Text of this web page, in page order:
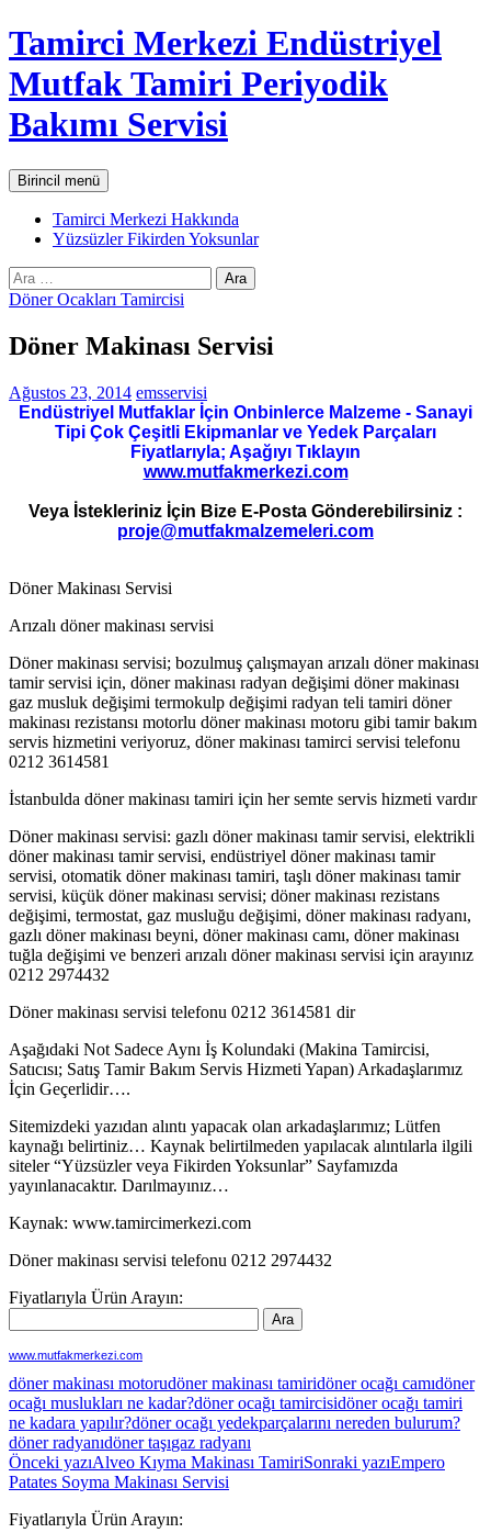
İçeriğe
atla
Tamirci Merkezi Endüstriyel
Mutfak Tamiri Periyodik
Bakımı Servisi
AraBirincil menü
Tamirci Merkezi Hakkında
Yüzsüzler Fikirden Yoksunlar
Arama:
Döner Ocakları Tamircisi
Döner Makinası Servisi
Ağustos 23, 2014 emsservisi
Endüstriyel Mutfaklar İçin Onbinlerce Malzeme - Sanayi
Tipi Çok Çeşitli Ekipmanlar ve Yedek Parçaları
Fiyatlarıyla; Aşağıyı Tıklayın
www.mutfakmerkezi.com
Veya İstekleriniz İçin Bize E-Posta Gönderebilirsiniz :
proje@mutfakmalzemeleri.com
Döner Makinası Servisi
Arızalı döner makinası servisi
Döner makinası servisi; bozulmuş çalışmayan arızalı döner makinası
tamir servisi için, döner makinası radyan değişimi döner makinası
gaz musluk değişimi termokulp değişimi radyan teli tamiri döner
makinası rezistansı motorlu döner makinası motoru gibi tamir bakım
servis hizmetini veriyoruz, döner makinası tamirci servisi telefonu
0212 3614581
İstanbulda döner makinası tamiri için her semte servis hizmeti vardır
Döner makinası servisi: gazlı döner makinası tamir servisi, elektrikli
döner makinası tamir servisi, endüstriyel döner makinası tamir
servisi, otomatik döner makinası tamiri, taşlı döner makinası tamir
servisi, küçük döner makinası servisi; döner makinası rezistans
değişimi, termostat, gaz musluğu değişimi, döner makinası radyanı,
gazlı döner makinası beyni, döner makinası camı, döner makinası
tuğla değişimi ve benzeri arızalı döner makinası servisi için arayınız
0212 2974432
Döner makinası servisi telefonu 0212 3614581 dir
Aşağıdaki Not Sadece Aynı İş Kolundaki (Makina Tamircisi,
Satıcısı; Satış Tamir Bakım Servis Hizmeti Yapan) Arkadaşlarımız
İçin Geçerlidir….
Sitemizdeki yazıdan alıntı yapacak olan arkadaşlarımız; Lütfen
kaynağı belirtiniz… Kaynak belirtilmeden yapılacak alıntılarla ilgili
siteler “Yüzsüzler veya Fikirden Yoksunlar” Sayfamızda
yayınlanacaktır. Darılmayınız…
Kaynak: www.tamircimerkezi.com
Döner makinası servisi telefonu 0212 2974432
Fiyatlarıyla Ürün Arayın:
www.mutfakmerkezi.com
döner makinası motorudöner makinası tamiridöner ocağı camıdöner
ocağı muslukları ne kadar?döner ocağı tamircisidöner ocağı tamiri
ne kadara yapılır?döner ocağı yedekparçalarını nereden bulurum?
döner radyanıdöner taşıgaz radyanı
Yazı
dolaşımı
Önceki yazıAlveo Kıyma Makinası TamiriSonraki yazıEmpero
Patates Soyma Makinası Servisi
Fiyatlarıyla Ürün Arayın: